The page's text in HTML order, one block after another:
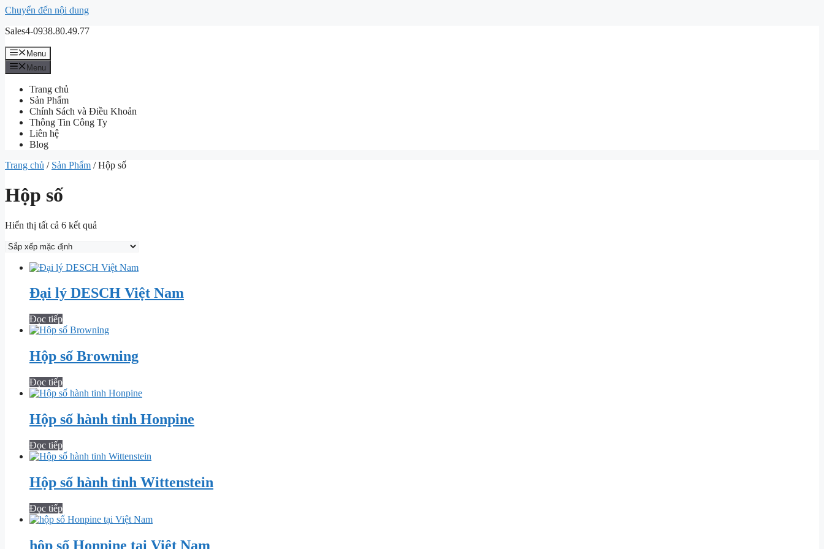
Chuyển đến nội dung
Sales4-0938.80.49.77
Menu
Menu
Trang chủ
Sản Phẩm
Chính Sách và Điều Khoản
Thông Tin Công Ty
Liên hệ
Blog
Trang chủ / Sản Phẩm / Hộp số
Hộp số
Hiển thị tất cả 6 kết quả
Đại lý DESCH Việt Nam
Đọc tiếp
Hộp số Browning
Đọc tiếp
Hộp số hành tinh Honpine
Đọc tiếp
Hộp số hành tinh Wittenstein
Đọc tiếp
hộp số Honpine tại Việt Nam